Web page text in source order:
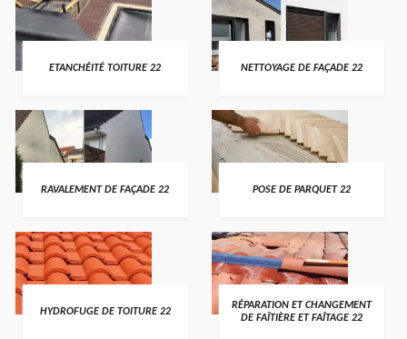
ETANCHÉITÉ TOITURE 22 NETTOYAGE DE FAÇADE 22
RAVALEMENT DE FAÇADE 22 POSE DE PARQUET 22
HYDROFUGE DE TOITURE 22
RÉPARATION ET CHANGEMENT
DE FAÎTIÈRE ET FAÎTAGE 22